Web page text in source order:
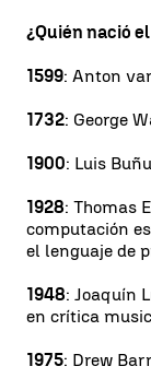
¿Quién nació
1599: Anton
1732: George
1900: Luis
1928: Thomas
computación
el lenguaje de
1948: Joaquín
en crítica
1975: Drew